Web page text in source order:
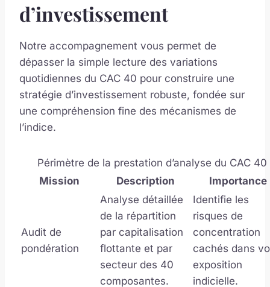
d’investissement
Notre accompagnement vous permet de
dépasser la simple lecture des variations
quotidiennes du CAC 40 pour construire une
stratégie d’investissement robuste, fondée sur
une compréhension fine des mécanismes de
l’indice.
Périmètre de la prestation d’analyse du CAC 40
Mission
Description Importance
Audit de
pondération
Analyse détaillée
de la répartition
par capitalisation
flottante et par
secteur des 40
composantes.
Identifie les
risques de
concentration
cachés dans
exposition
indicielle.